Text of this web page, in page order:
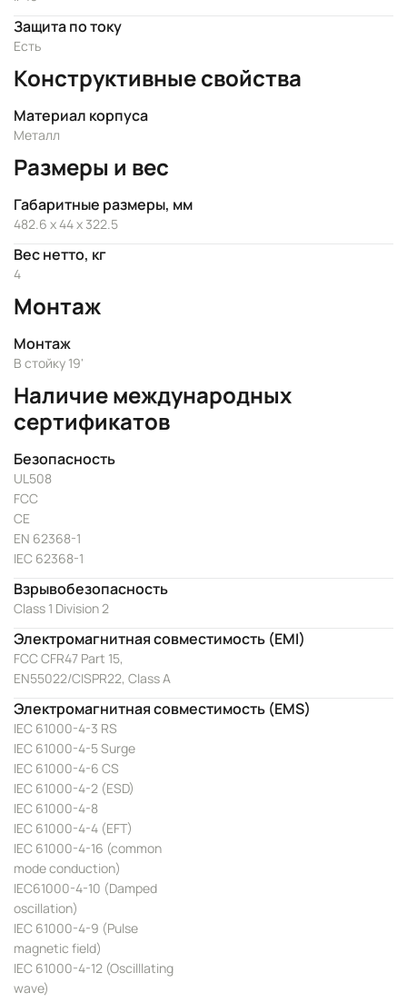
Защита по току
Есть
Конструктивные свойства
Материал корпуса
Металл
Размеры и вес
Габаритные размеры, мм
482.6 x 44 x 322.5
Вес нетто, кг
4
Монтаж
Монтаж
В стойку 19'
Наличие международных
сертификатов
Безопасность
UL508
FCC
CE
EN 62368-1
IEC 62368-1
Взрывобезопасность
Class 1 Division 2
Электромагнитная совместимость (EMI)
FCC CFR47 Part 15,
EN55022/CISPR22, Class A
Электромагнитная совместимость (EMS)
IEC 61000-4-3 RS
IEC 61000-4-5 Surge
IEC 61000-4-6 CS
IEC 61000-4-2 (ESD)
IEC 61000-4-8
IEC 61000-4-4 (EFT)
IEC 61000-4-16 (common
mode conduction)
IEC61000-4-10 (Damped
oscillation)
IEC 61000-4-9 (Pulse
magnetic field)
IEC 61000-4-12 (Oscilllating
wave)